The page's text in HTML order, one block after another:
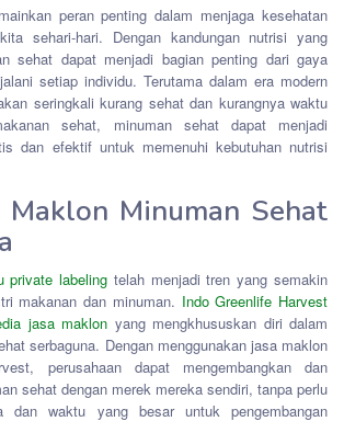
peran penting dalam menjaga kesehatan
sehari-hari. Dengan kandungan nutrisi yang
sehat dapat menjadi bagian penting dari gaya
setiap individu. Terutama dalam era modern
seringkali kurang sehat dan kurangnya waktu
sehat, minuman sehat dapat menjadi
dan efektif untuk memenuhi kebutuhan nutrisi
Maklon Minuman Sehat
private labeling telah menjadi tren yang semakin
makanan dan minuman. Indo Greenlife Harvest
jasa maklon yang mengkhususkan diri dalam
serbaguna. Dengan menggunakan jasa maklon
perusahaan dapat mengembangkan dan
sehat dengan merek mereka sendiri, tanpa perlu
dan waktu yang besar untuk pengembangan